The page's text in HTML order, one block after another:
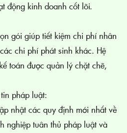
động kinh doanh cốt lõi.
gói giúp tiết kiệm chi phí nhân
chi phí phát sinh khác. Hệ
toán được quản lý chặt chẽ,
pháp luật:
nhật các quy định mới nhất về
nghiệp tuân thủ pháp luật và